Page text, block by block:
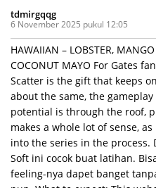
tdmirgqqg
6 November 2025 pukul 12:05
HAWAIIAN – LOBSTER,
COCONUT MAYO For Gates
Scatter is the gift that keeps
about the same, the
potential is through the roof,
makes a whole lot of sense,
into the series in the process.
Soft ini cocok buat latihan.
feeling-nya dapet banget